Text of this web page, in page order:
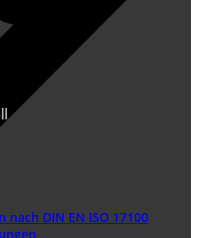
nach DIN EN ISO 17100